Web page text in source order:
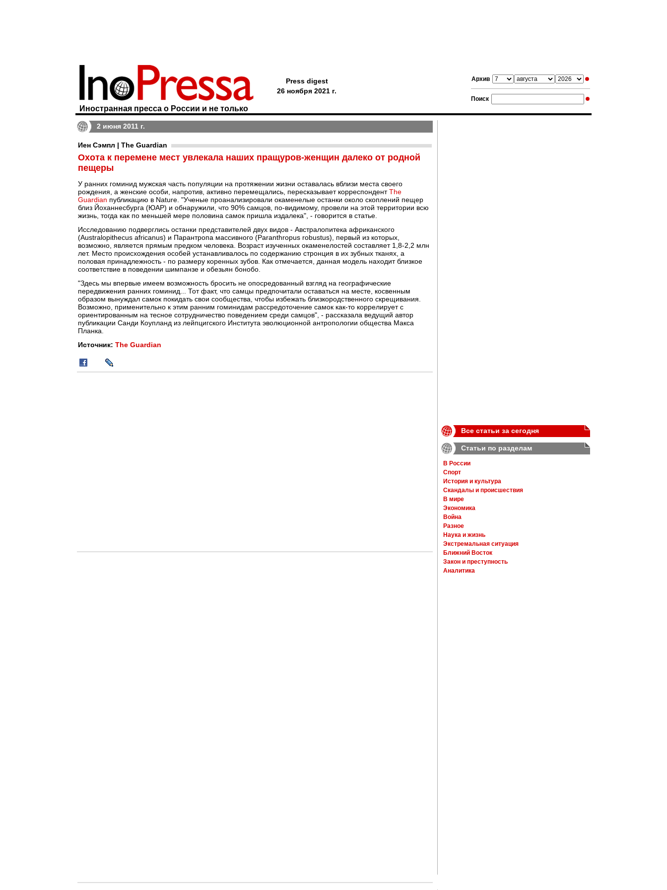
Архив
Поиск
Иностранная пресса о России и не только
Press digest
26 ноября 2021 г.
2 июня 2011 г.
Иен Сэмпл | The Guardian
Охота к перемене мест увлекала наших пращуров-женщин далеко от родной
пещеры
У ранних гоминид мужская часть популяции на протяжении жизни оставалась вблизи места своего
рождения, а женские особи, напротив, активно перемещались, пересказывает корреспондентThe
Guardian публикацию в Nature. "Ученые проанализировали окаменелые останки около скоплений пещер
близ Йоханнесбурга (ЮАР) и обнаружили, что 90% самцов, по-видимому, провели на этой территории всю
жизнь, тогда как по меньшей мере половина самок пришла издалека", - говорится в статье.
Исследованию подверглись останки представителей двух видов - Австралопитека африканского
(Australopithecus africanus) и Парантропа массивного (Paranthropus robustus), первый из которых,
возможно, является прямым предком человека. Возраст изученных окаменелостей составляет 1,8-2,2 млн
лет. Место происхождения особей устанавливалось по содержанию стронция в их зубных тканях, а
половая принадлежность - по размеру коренных зубов. Как отмечается, данная модель находит близкое
соответствие в поведении шимпанзе и обезьян бонобо.
"Здесь мы впервые имеем возможность бросить не опосредованный взгляд на географические
передвижения ранних гоминид... Тот факт, что самцы предпочитали оставаться на месте, косвенным
образом вынуждал самок покидать свои сообщества, чтобы избежать близкородственного скрещивания.
Возможно, применительно к этим ранним гоминидам рассредоточение самок как-то коррелирует с
ориентированным на тесное сотрудничество поведением среди самцов", - рассказала ведущий автор
публикации Санди Коупланд из лейпцигского Института эволюционной антропологии общества Макса
Планка.
Источник: The Guardian
Все статьи за сегодня
Статьи по разделам
В России
Спорт
История и культура
Скандалы и происшествия
В мире
Экономика
Война
Разное
Наука и жизнь
Экстремальная ситуация
Ближний Восток
Закон и преступность
Аналитика